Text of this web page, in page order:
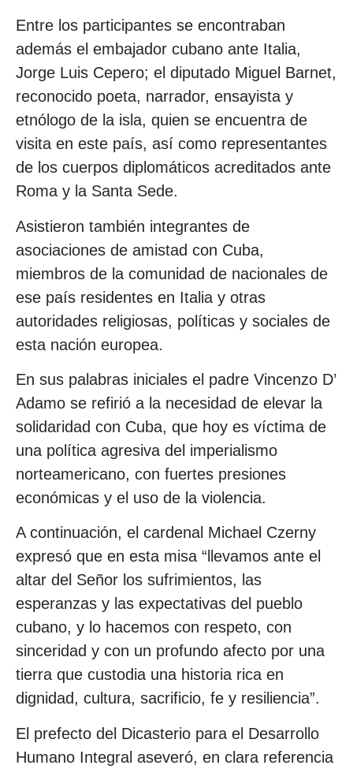
Entre los participantes se encontraban
además el embajador cubano ante Italia,
Jorge Luis Cepero; el diputado Miguel Barnet,
reconocido poeta, narrador, ensayista y
etnólogo de la isla, quien se encuentra de
visita en este país, así como representantes
de los cuerpos diplomáticos acreditados ante
Roma y la Santa Sede.
Asistieron también integrantes de
asociaciones de amistad con Cuba,
miembros de la comunidad de nacionales de
ese país residentes en Italia y otras
autoridades religiosas, políticas y sociales de
esta nación europea.
En sus palabras iniciales el padre Vincenzo D’
Adamo se refirió a la necesidad de elevar la
solidaridad con Cuba, que hoy es víctima de
una política agresiva del imperialismo
norteamericano, con fuertes presiones
económicas y el uso de la violencia.
A continuación, el cardenal Michael Czerny
expresó que en esta misa “llevamos ante el
altar del Señor los sufrimientos, las
esperanzas y las expectativas del pueblo
cubano, y lo hacemos con respeto, con
sinceridad y con un profundo afecto por una
tierra que custodia una historia rica en
dignidad, cultura, sacrificio, fe y resiliencia”.
El prefecto del Dicasterio para el Desarrollo
Humano Integral aseveró, en clara referencia